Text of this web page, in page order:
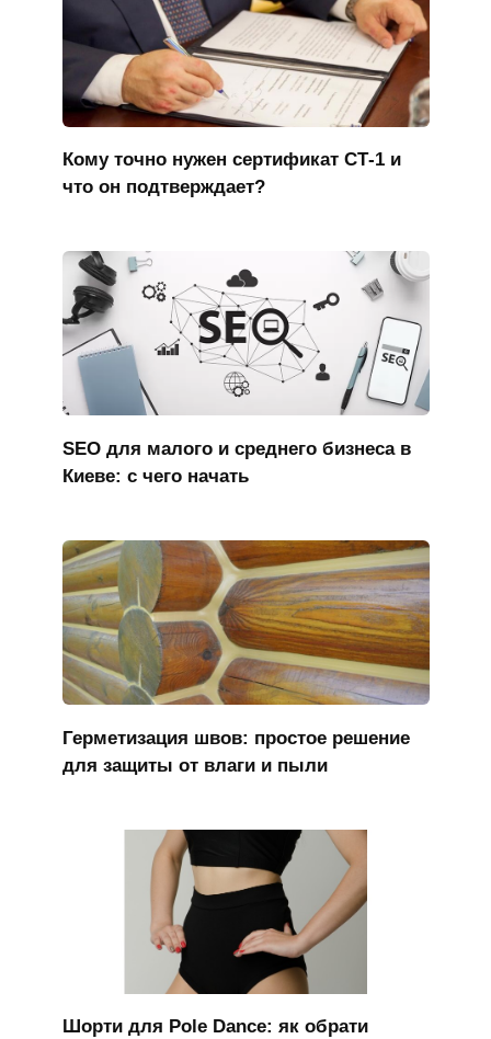
Кому точно нужен сертификат СТ-1 и
что он подтверждает?
SEO для малого и среднего бизнеса в
Киеве: с чего начать
Герметизация швов: простое решение
для защиты от влаги и пыли
Шорти для Pole Dance: як обрати